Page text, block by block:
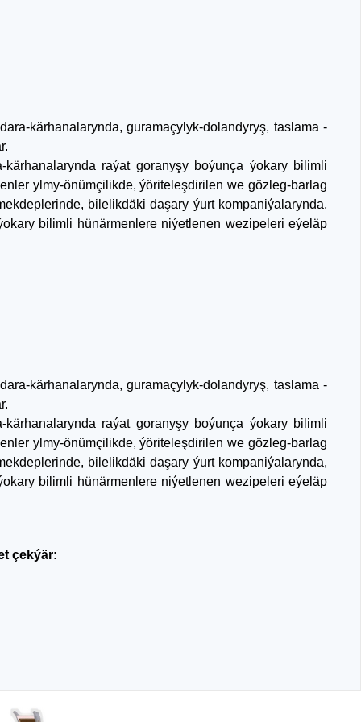
kärhanalarynda, guramaçylyk-dolandyryş, taslama -
raýat goranyşy boýunça ýokary bilimli
ylmy-önümçilikde, ýöriteleşdirilen we gözleg-barlag
bilelikdäki daşary ýurt kompaniýalarynda,
bilimli hünärmenlere niýetlenen wezipeleri eýeläp
kärhanalarynda, guramaçylyk-dolandyryş, taslama -
raýat goranyşy boýunça ýokary bilimli
ylmy-önümçilikde, ýöriteleşdirilen we gözleg-barlag
bilelikdäki daşary ýurt kompaniýalarynda,
bilimli hünärmenlere niýetlenen wezipeleri eýeläp
çekýär: